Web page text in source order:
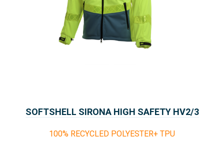
SOFTSHELL SIRONA HIGH SAFETY HV2/3
100% RECYCLED POLYESTER+ TPU